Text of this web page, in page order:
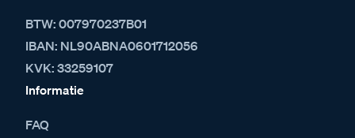
BTW: 007970237B01
IBAN: NL90ABNA0601712056
KVK: 33259107
Informatie
FAQ